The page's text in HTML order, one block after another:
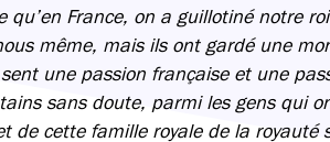
qu’en France, on a guillotiné notre
même, mais ils ont gardé une
une passion française et une
sans doute, parmi les gens qui
de cette famille royale de la royauté